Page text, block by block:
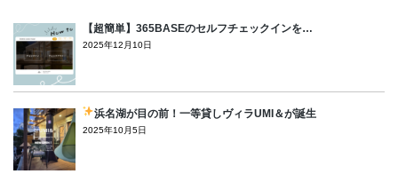
【超簡単】365BASEのセルフチェックインを…
2025年12月10日
浜名湖が目の前！一等貸しヴィラUMI＆が誕生
2025年10月5日